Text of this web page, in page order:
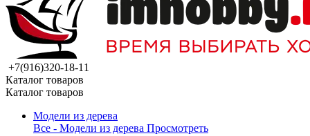
+7(916)320-18-11
Каталог товаров
Каталог товаров
Модели из дерева
Все - Модели из дерева Просмотреть